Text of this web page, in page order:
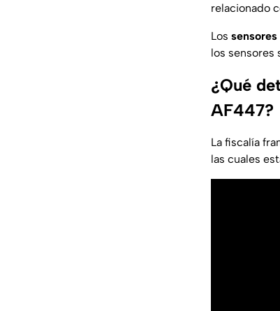
relacionado
Los
los sensores
¿Qué
AF447?
La fiscalía
las cuales